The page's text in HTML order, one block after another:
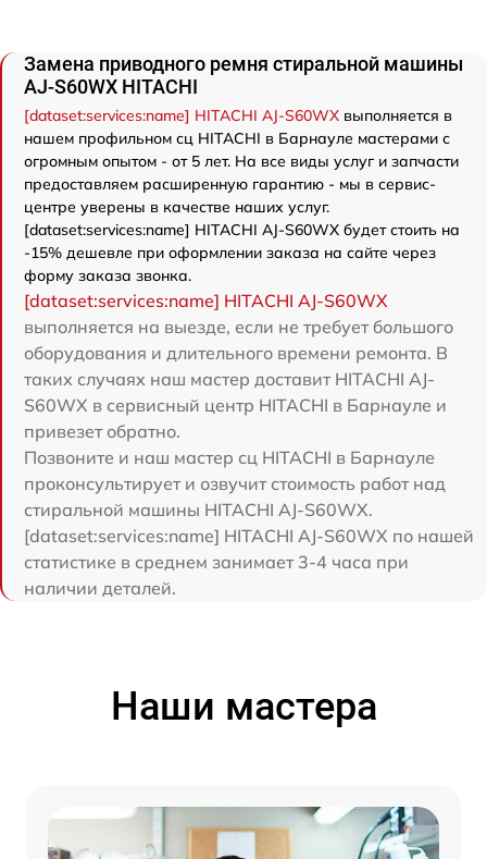
Замена приводного ремня стиральной машины
AJ-S60WX HITACHI
[dataset:services:name] HITACHI AJ-S60WX выполняется в
нашем профильном сц HITACHI в Барнауле мастерами с
огромным опытом - от 5 лет. На все виды услуг и запчасти
предоставляем расширенную гарантию - мы в сервис-
центре уверены в качестве наших услуг.
[dataset:services:name] HITACHI AJ-S60WX будет стоить на
-15% дешевле при оформлении заказа на сайте через
форму заказа звонка.
[dataset:services:name] HITACHI AJ-S60WX
выполняется на выезде, если не требует большого
оборудования и длительного времени ремонта. В
таких случаях наш мастер доставит HITACHI AJ-
S60WX в сервисный центр HITACHI в Барнауле и
привезет обратно.
Позвоните и наш мастер сц HITACHI в Барнауле
проконсультирует и озвучит стоимость работ над
стиральной машины HITACHI AJ-S60WX.
[dataset:services:name] HITACHI AJ-S60WX по нашей
статистике в среднем занимает 3-4 часа при
наличии деталей.
Наши мастера